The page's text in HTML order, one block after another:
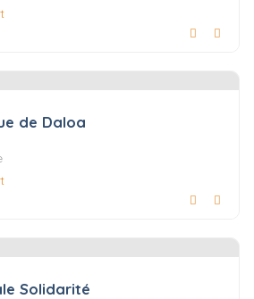
de Daloa
Solidarité